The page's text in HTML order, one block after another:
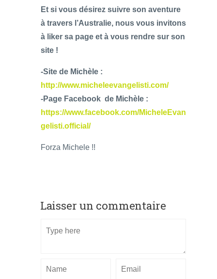
Et si vous désirez suivre son aventure
à travers l’Australie, nous vous invitons
à liker sa page et à vous rendre sur son
site !
-Site de Michèle :
http://www.micheleevangelisti.com/
-Page Facebook de Michèle :
https://www.facebook.com/MicheleEvan
gelisti.official/
Forza Michele !!
Laisser un commentaire